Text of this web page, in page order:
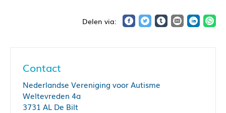
Contact
Nederlandse Vereniging voor Autisme
Weltevreden 4a
3731 AL De Bilt